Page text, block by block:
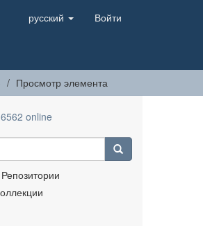
русский Войти
Просмотр элемента
online